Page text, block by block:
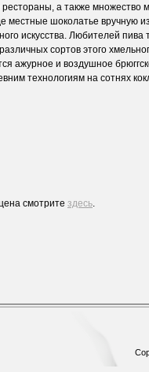
а также множество
местные шоколатье вручную
искусства. Любителей пива
сортов этого
ажурное и воздушное
технологиям на сотнях
смотрите здесь